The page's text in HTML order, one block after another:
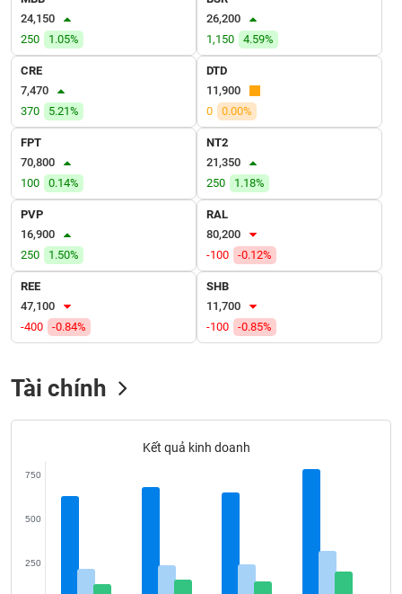
24,150
250
1.05%
26,200
1,150
4.59%
CRE
7,470
370
5.21%
DTD
11,900
0
0.00%
FPT
70,800
100
0.14%
NT2
21,350
250
1.18%
PVP
16,900
250
1.50%
RAL
80,200
-100
-0.12%
REE
47,100
-400
-0.84%
SHB
11,700
-100
-0.85%
Tài chính
Kết quả kinh doanh
250
500
750
VỤ
TRUYỀN
THÔNG
BẤT
ĐỘNG
SẢN
Mã
chứng
đạo
Tất cả
Tin